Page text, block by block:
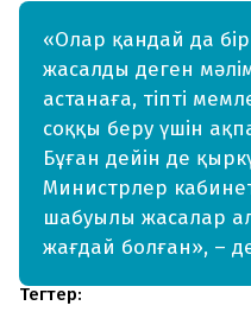
«Олар қандай да
жасалды деген
астанаға, тіпті
соққы беру үшін
Бұған дейін де
Министрлер
шабуылы жасалар
жағдай болған», –
Тегтер: